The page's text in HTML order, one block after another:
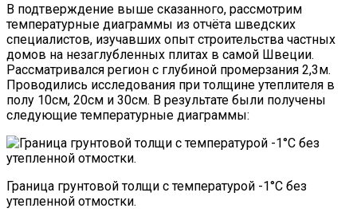
В подтверждение выше сказанного, рассмотрим
температурные диаграммы из отчёта шведских
специалистов, изучавших опыт строительства частных
домов на незаглубленных плитах в самой Швеции.
Рассматривался регион с глубиной промерзания 2,3м.
Проводились исследования при толщине утеплителя в
полу 10см, 20см и 30см. В результате были получены
следующие температурные диаграммы:
Граница грунтовой толщи с температурой -1°С без
утепленной отмостки.